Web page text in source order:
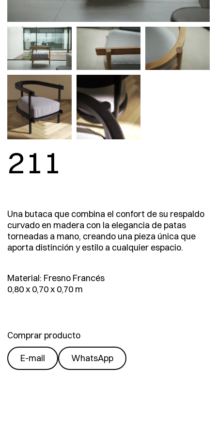
211
Una butaca que combina el confort de su respaldo
curvado en madera con la elegancia de patas
torneadas a mano, creando una pieza única que
aporta distinción y estilo a cualquier espacio.
Material: Fresno Francés
0,80 x 0,70 x 0,70 m
Comprar producto
E-mail WhatsApp